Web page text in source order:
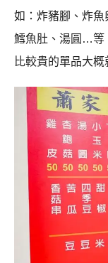
如：炸豬腳、炸魚
鱈魚肚、湯圓…等
比較貴的單品大概